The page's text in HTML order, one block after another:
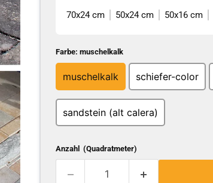
70x24 cm 50x24 cm 50x16 cm
Farbe: muschelkalk
muschelkalk schiefer-color
sandstein (alt calera)
Anzahl (Quadratmeter)